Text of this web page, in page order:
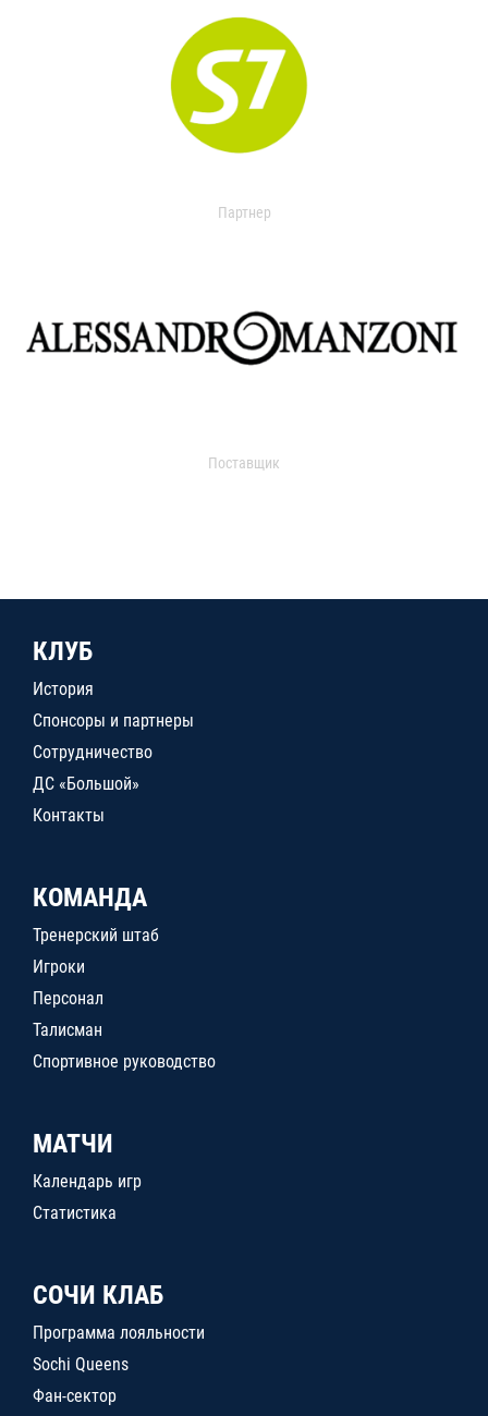
Партнер
Поставщик
КЛУБ
История
Спонсоры и партнеры
Сотрудничество
ДС «Большой»
Контакты
КОМАНДА
Тренерский штаб
Игроки
Персонал
Талисман
Спортивное руководство
МАТЧИ
Календарь игр
Статистика
СОЧИ КЛАБ
Программа лояльности
Sochi Queens
Фан-сектор